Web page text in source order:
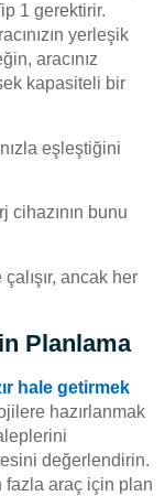
1 gerektirir.
yerleşik
aracınız
kapasiteli bir
eşleştiğini
cihazının bunu
ancak her
Planlama
hale getirmek
hazırlanmak
değerlendirin.
fazla araç için plan